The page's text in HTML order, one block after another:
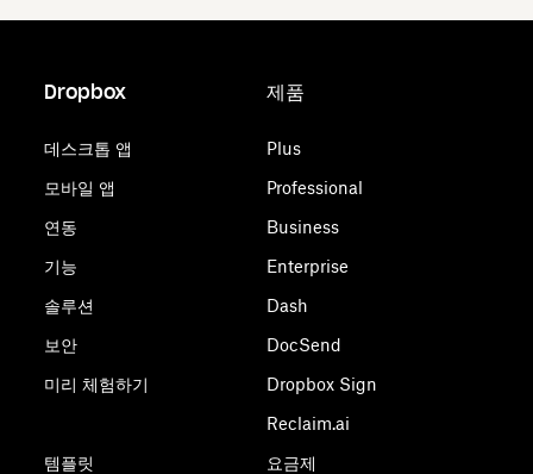
Dropbox
데스크톱 앱
모바일 앱
연동
기능
솔루션
보안
미리 체험하기
템플릿
제품
Plus
Professional
Business
Enterprise
Dash
DocSend
Dropbox Sign
Reclaim.ai
요금제